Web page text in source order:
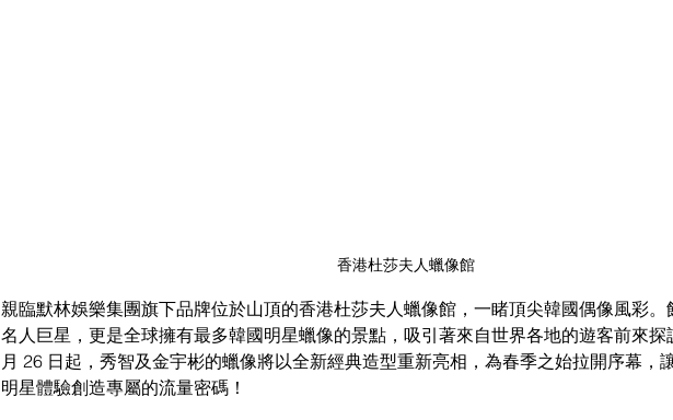
香港杜莎夫人蠟像館
親臨默林娛樂集團旗下品牌位於山頂的香港杜莎夫人蠟像館，一睹頂尖韓國偶像風彩
名人巨星，更是全球擁有最多韓國明星蠟像的景點，吸引著來自世界各地的遊客前來
月 26 日起，秀智及金宇彬的蠟像將以全新經典造型重新亮相，為春季之始拉開序幕，
明星體驗創造專屬的流量密碼！